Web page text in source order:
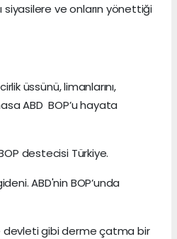
siyasilere ve onların yönettiği
üssünü, limanlarını,
ABD BOP’u hayata
destecisi Türkiye.
ABD'nin BOP’unda
devleti gibi derme çatma bir